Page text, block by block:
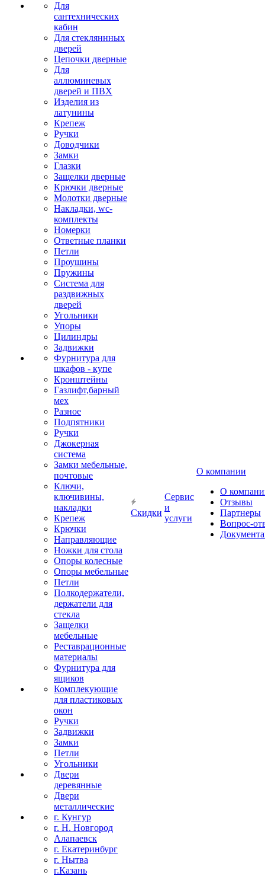
Для
сантехнических
кабин
Для стекляннных
дверей
Цепочки дверные
Для
аллюминевых
дверей и ПВХ
Изделия из
латунины
Крепеж
Ручки
Доводчики
Замки
Глазки
Защелки дверные
Крючки дверные
Молотки дверные
Накладки, wc-
комплекты
Номерки
Ответные планки
Петли
Проушины
Пружины
Система для
раздвижных
дверей
Угольники
Упоры
Цилиндры
Задвижки
Фурнитура для
шкафов - купе
Кронштейны
Газлифт,барный
мех
Разное
Подпятники
Ручки
Джокерная
система
Замки мебельные,
почтовые
Ключи,
ключивины,
накладки
Крепеж
Крючки
Направляющие
Ножки для стола
Опоры колесные
Опоры мебельные
Петли
Полкодержатели,
держатели для
стекла
Защелки
мебельные
Реставрационные
материалы
Фурнитура для
ящиков
Комплекующие
для пластиковых
окон
Ручки
Задвижки
Замки
Петли
Угольники
Двери
деревянные
Двери
металлические
г. Кунгур
г. Н. Новгород
Алапаевск
г. Екатеринбург
г. Нытва
г.Казань
Скидки
Сервис
и
услуги
О компании
О
Отзывы
Партнеры
Вопрос-